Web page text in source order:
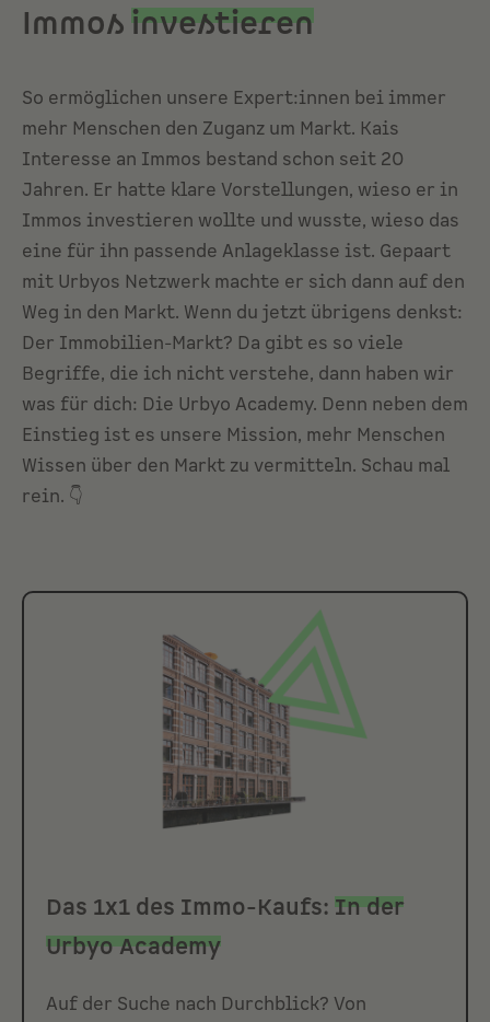
Immosinvestieren
So ermöglichen unsere Expert:innen bei immer
mehr Menschen den Zuganz um Markt. Kais
Interesse an Immos bestand schon seit 20
Jahren. Er hatte klare Vorstellungen, wieso er in
Immos investieren wollte und wusste, wieso das
eine für ihn passende Anlageklasse ist. Gepaart
mit Urbyos Netzwerk machte er sich dann auf den
Weg in den Markt. Wenn du jetzt übrigens denkst:
Der Immobilien-Markt? Da gibt es so viele
Begriffe, die ich nicht verstehe, dann haben wir
was für dich: Die Urbyo Academy. Denn neben dem
Einstieg ist es unsere Mission, mehr Menschen
Wissen über den Markt zu vermitteln. Schau mal
rein. 👇
Das 1x1 des Immo-Kaufs: In der
Urbyo Academy
Auf der Suche nach Durchblick? Von